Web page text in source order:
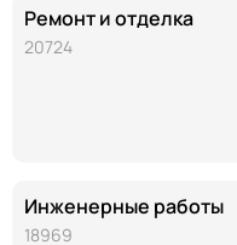
Ремонт и отделка
20724
Инженерные работы
18969